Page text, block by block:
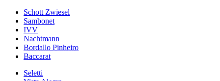
Schott Zwiesel
Sambonet
IVV
Nachtmann
Bordallo Pinheiro
Baccarat
Seletti